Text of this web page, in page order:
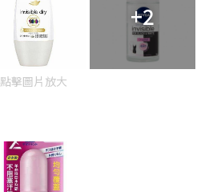
+2
點擊圖片放大